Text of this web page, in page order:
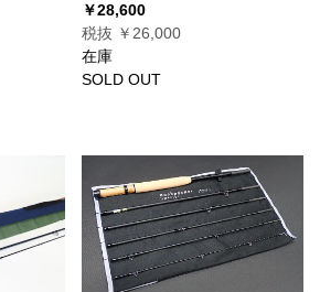
￥28,600
税抜 ￥26,000
在庫
SOLD OUT